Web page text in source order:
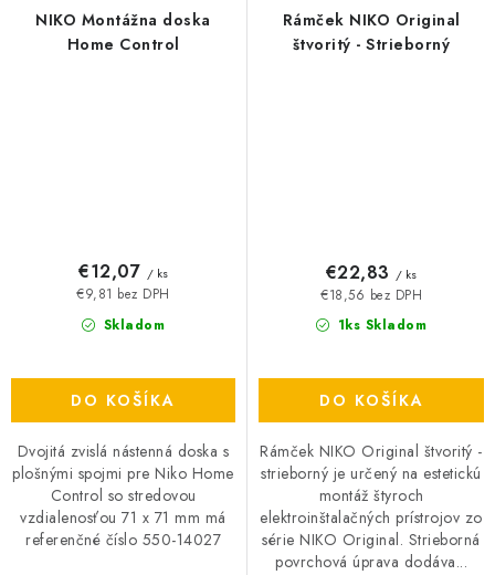
NIKO Montážna doska
Home Control
Skladom
€9,81 bez DPH
€12,07 / ks
DO KOŠÍKA
Dvojitá zvislá nástenná doska s
plošnými spojmi pre Niko Home
Control so stredovou
vzdialenosťou 71 x 71 mm má
referenčné číslo 550-14027
Rámček NIKO Original
štvoritý - Strieborný
1ks Skladom
€18,56 bez DPH
€22,83 / ks
DO KOŠÍKA
Rámček NIKO Original štvoritý -
strieborný je určený na estetickú
montáž štyroch
elektroinštalačných prístrojov zo
série NIKO Original. Strieborná
povrchová úprava dodáva...